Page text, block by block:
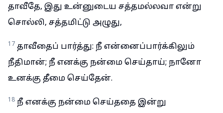
தாவீதே, இது உன்னுடைய சத்தமல்லவா என்று
சொல்லி, சத்தமிட்டு அழுது,
17 தாவீதைப் பார்த்து: நீ என்னைப்பார்க்கிலும்
நீதிமான்; நீ எனக்கு நன்மை செய்தாய்; நானோ
உனக்கு தீமை செய்தேன்.
18 நீ எனக்கு நன்மை செய்ததை இன்று